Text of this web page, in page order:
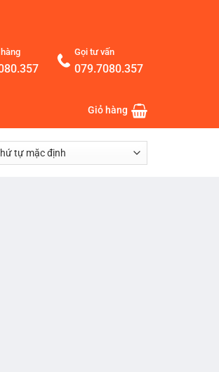
Gọi tư vấn
079.7080.357
Giỏ hàng